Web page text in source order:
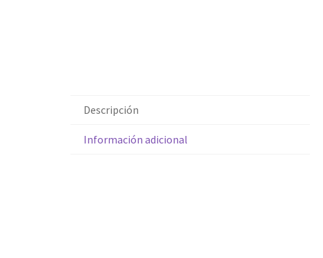
Descripción
Información adicional